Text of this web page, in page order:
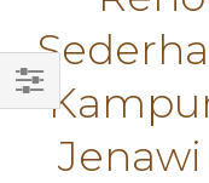
Filtrer